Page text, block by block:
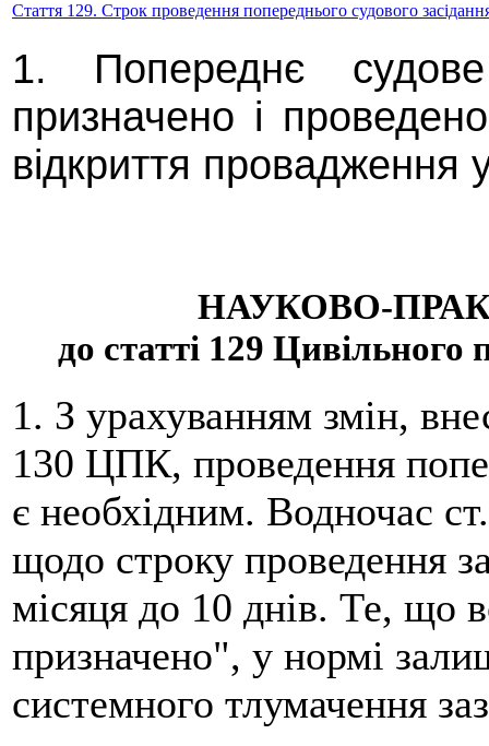
Стаття 129. Строк проведення попереднього судового
1. Попереднє
призначено і
відкриття провадження
НАУКОВО-
до статті 129 Цивільного
1. З урахуванням змін,
130 ЦПК, проведення
є необхідним. Водночас
щодо строку проведення
місяця до 10 днів. Те, що
призначено", у нормі
системного тлумачення